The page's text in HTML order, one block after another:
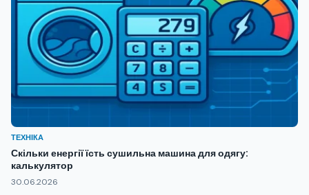
ТЕХНІКА
Скільки енергії їсть сушильна машина для одягу:
калькулятор
30.06.2026